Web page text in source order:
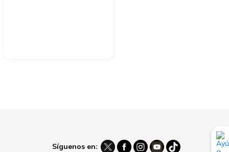
Síguenos en: